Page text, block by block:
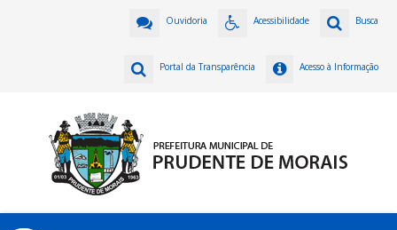
Busca
Acessibilidade
Ouvidoria
Acesso à Informação
Portal da Transparência